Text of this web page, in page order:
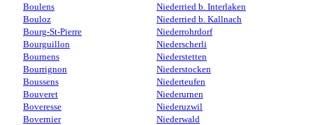
Boulens
Bouloz
Bourg-St-Pierre
Bourguillon
Bournens
Bourrignon
Boussens
Bouveret
Boveresse
Bovernier
Niederried b. Interlaken
Niederried b. Kallnach
Niederrohrdorf
Niederscherli
Niederstetten
Niederstocken
Niederteufen
Niederurnen
Niederuzwil
Niederwald